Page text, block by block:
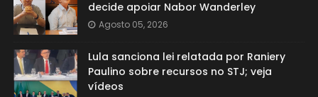
decide apoiar Nabor Wanderley
Agosto 05, 2026
Lula sanciona lei relatada por Raniery
Paulino sobre recursos no STJ; veja
vídeos